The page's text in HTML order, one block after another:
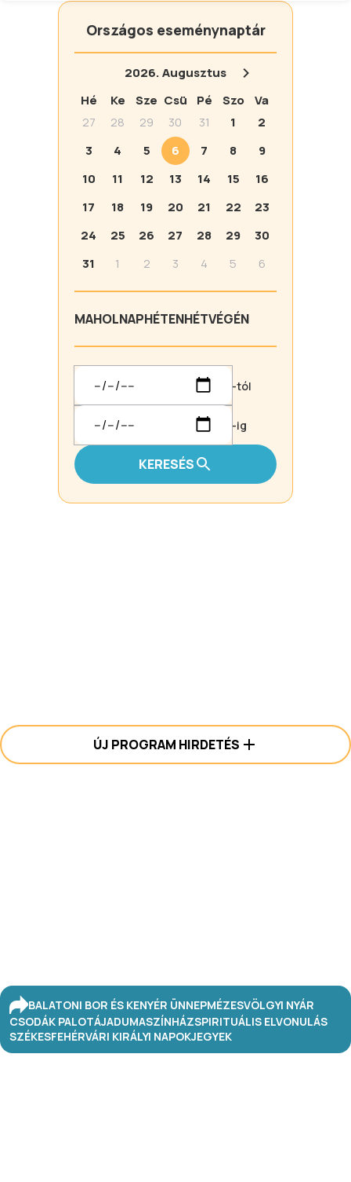
Országos eseménynaptár
2026.Augusztus
Hé
Ke Sze Csü Pé Szo
Va
27
28 29 30 31 1
2
3
4 5 6 7 8
9
10
11 12 13 14 15
16
17
18 19 20 21 22
23
24
25 26 27 28 29
30
31
1 2 3 4 5 6
MAHOLNAPHÉTENHÉTVÉGÉN
-tól
-ig
KERESÉS
ÚJ PROGRAM HIRDETÉS
BALATONI BOR ÉS KENYÉR ÜNNEPMÉZESVÖLGYI NYÁR
CSODÁK PALOTÁJADUMASZÍNHÁZSPIRITUÁLIS ELVONULÁS
SZÉKESFEHÉRVÁRI KIRÁLYI NAPOKJEGYEK